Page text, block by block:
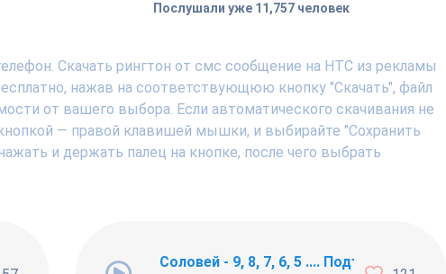
Послушали уже 11,757 человек
Скачать рингтон от смс сообщение на HTC из рекламы
нажав на соответствующюю кнопку "Скачать", файл
от вашего выбора. Если автоматического скачивания не
— правой клавишей мышки, и выбирайте "Сохранить
и держать палец на кнопке, после чего выбрать
Соловей - 9, 8, 7, 6, 5 .... Подъём !!!